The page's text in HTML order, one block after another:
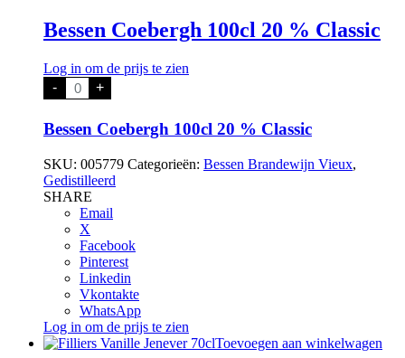
Bessen Coebergh 100cl 20 % Classic
Log in om de prijs te zien
- Bessen
Coebergh
20
%
aantal
+
Bessen Coebergh 100cl 20 % Classic
SKU: 005779 Categorieën: Bessen Brandewijn Vieux,
Gedistilleerd
SHARE
Email
X
Facebook
Pinterest
Linkedin
Vkontakte
WhatsApp
Log in om de prijs te zien
Toevoegen aan winkelwagen